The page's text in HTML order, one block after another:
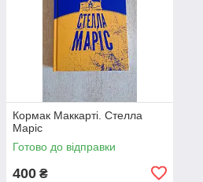
Кормак Маккарті. Стелла
Маріс
Готово до відправки
400 ₴